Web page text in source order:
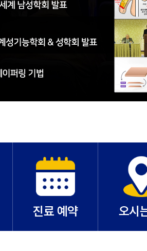
진료 예약 오시